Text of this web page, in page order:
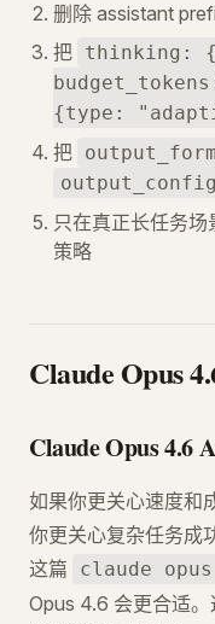
删除 assistant
把 thinking:
{type:
把
只在真正长任务
策略
Claude Opus
Claude Opus 4.6
如果你更关心速度和
你更关心复杂任务成
这篇
claude
Opus 4.6 会更合适